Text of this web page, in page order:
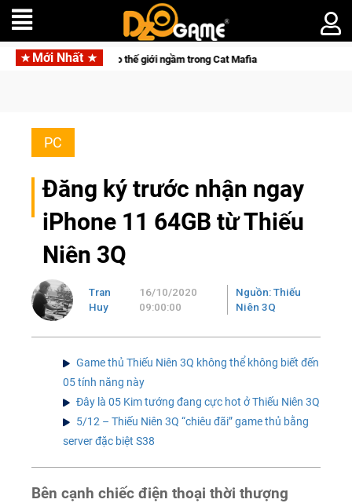
Mới Nhất
khuấy đảo thế giới ngầm trong Cat Mafia
PC
Đăng ký trước nhận ngay
iPhone 11 64GB từ Thiếu
Niên 3Q
Tran
Huy
16/10/2020
09:00:00
Nguồn: Thiếu
Niên 3Q
Game thủ Thiếu Niên 3Q không thể không biết đến
05 tính năng này
Đây là 05 Kim tướng đang cực hot ở Thiếu Niên 3Q
5/12 – Thiếu Niên 3Q “chiêu đãi” game thủ bằng
server đặc biệt S38
Bên cạnh chiếc điện thoại thời thượng